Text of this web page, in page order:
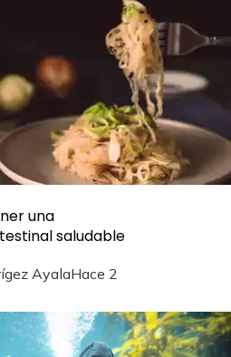
una
saludable
AyalaHace 2